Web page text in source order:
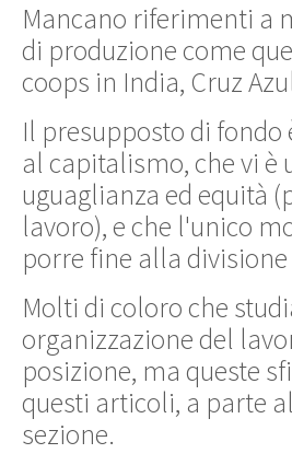
Mancano riferimenti a
di produzione come
coops in India, Cruz
Il presupposto di
al capitalismo, che vi
uguaglianza ed equità
lavoro), e che l'unico
porre fine alla
Molti di coloro che
organizzazione del
posizione, ma queste
questi articoli, a parte
sezione.